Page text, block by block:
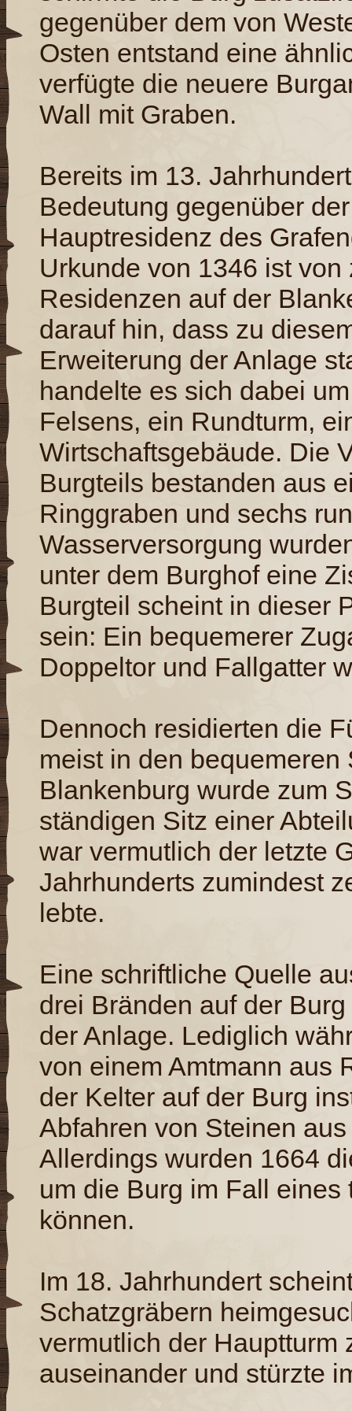
gegenüber dem von
Osten entstand eine
verfügte die neuere
Wall mit Graben.
Bereits im 13.
Bedeutung gegenüber
Hauptresidenz des
Urkunde von 1346 ist
Residenzen auf der
darauf hin, dass zu
Erweiterung der Anlage
handelte es sich dabei
Felsens, ein Rundturm,
Wirtschaftsgebäude. Die
Burgteils bestanden aus
Ringgraben und sechs
Wasserversorgung
unter dem Burghof eine
Burgteil scheint in dieser
sein: Ein bequemerer
Doppeltor und Fallgatter
Dennoch residierten die
meist in den
Blankenburg wurde zum
ständigen Sitz einer
war vermutlich der letzte
Jahrhunderts zumindest
lebte.
Eine schriftliche Quelle
drei Bränden auf der
der Anlage. Lediglich
von einem Amtmann aus
der Kelter auf der Burg
Abfahren von Steinen
Allerdings wurden 1664
um die Burg im Fall
können.
Im 18. Jahrhundert
Schatzgräbern
vermutlich der Hauptturm
auseinander und stürzte